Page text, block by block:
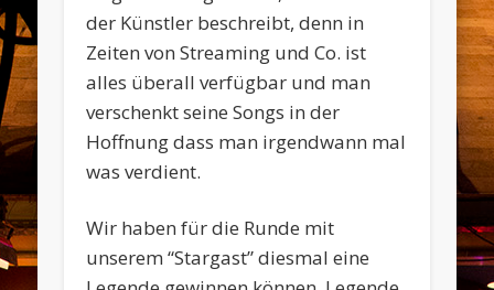
der Künstler beschreibt, denn in
Zeiten von Streaming und Co. ist
alles überall verfügbar und man
verschenkt seine Songs in der
Hoffnung dass man irgendwann mal
was verdient.
Wir haben für die Runde mit
unserem “Stargast” diesmal eine